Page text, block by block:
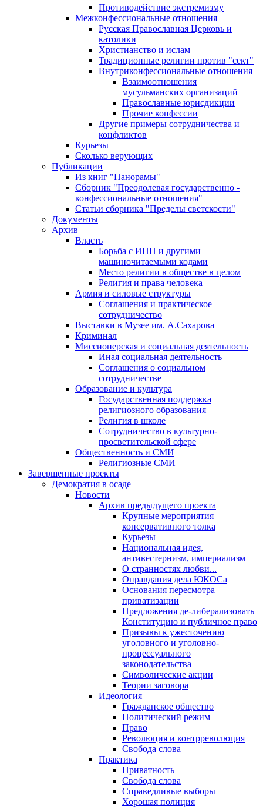
Противодействие экстремизму
Межконфессиональные отношения
Русская Православная Церковь и
католики
Христианство и ислам
Традиционные религии против "сект"
Внутриконфессиональные отношения
Взаимоотношения
мусульманских организаций
Православные юрисдикции
Прочие конфессии
Другие примеры сотрудничества и
конфликтов
Курьезы
Сколько верующих
Публикации
Из книг "Панорамы"
Сборник "Преодолевая государственно -
конфессиональные отношения"
Статьи сборника "Пределы светскости"
Документы
Архив
Власть
Борьба с ИНН и другими
машиночитаемыми кодами
Место религии в обществе в целом
Религия и права человека
Армия и силовые структуры
Соглашения и практическое
сотрудничество
Выставки в Музее им. А.Сахарова
Криминал
Миссионерская и социальная деятельность
Иная социальная деятельность
Соглашения о социальном
сотрудничестве
Образование и культура
Государственная поддержка
религиозного образования
Религия в школе
Сотрудничество в культурно-
просветительской сфере
Общественность и СМИ
Религиозные СМИ
Завершенные проекты
Демократия в осаде
Новости
Архив предыдущего проекта
Крупные мероприятия
консервативного толка
Курьезы
Национальная идея,
антивестернизм, империализм
О странностях любви...
Оправдания дела ЮКОСа
Основания пересмотра
приватизации
Предложения де-либерализовать
Конституцию и публичное право
Призывы к ужесточению
уголовного и уголовно-
процессуального
законодательства
Символические акции
Теории заговора
Идеология
Гражданское общество
Политический режим
Право
Революция и контрреволюция
Свобода слова
Практика
Приватность
Свобода слова
Справедливые выборы
Хорошая полиция